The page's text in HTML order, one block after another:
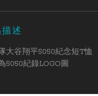
述
大谷翔平5050紀念短T恤
5050紀錄LOGO圖